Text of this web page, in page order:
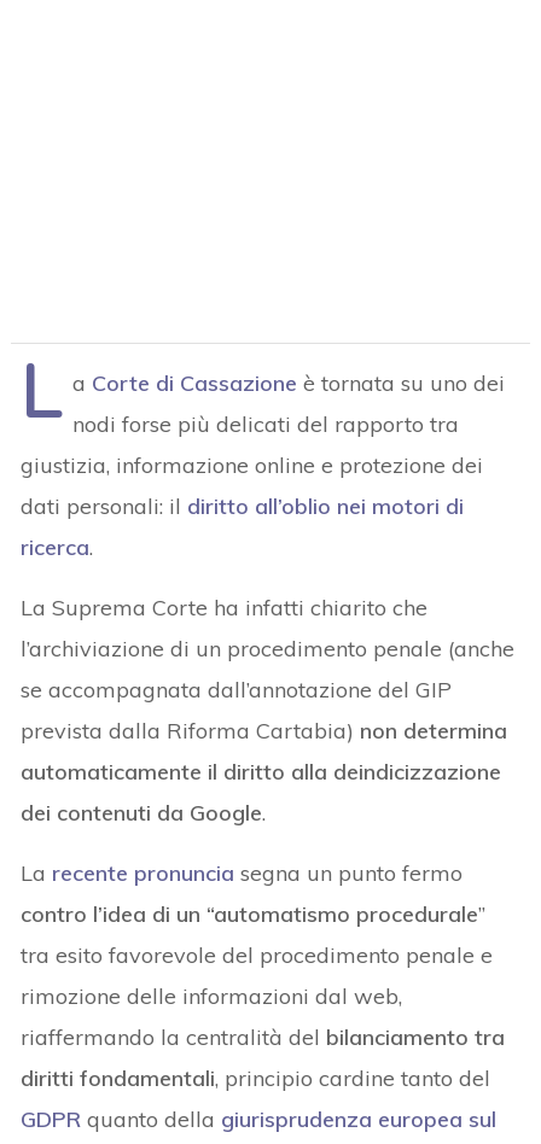
L a Corte di Cassazione è tornata su uno dei
nodi forse più delicati del rapporto tra
giustizia, informazione online e protezione dei
dati personali: il diritto all’oblio nei motori di
ricerca.
La Suprema Corte ha infatti chiarito che
l’archiviazione di un procedimento penale (anche
se accompagnata dall’annotazione del GIP
prevista dalla Riforma Cartabia) non determina
automaticamente il diritto alla deindicizzazione
dei contenuti da Google.
La recente pronuncia segna un punto fermo
contro l’idea di un “automatismo procedurale”
tra esito favorevole del procedimento penale e
rimozione delle informazioni dal web,
riaffermando la centralità del bilanciamento tra
diritti fondamentali, principio cardine tanto del
GDPR quanto della giurisprudenza europea sul